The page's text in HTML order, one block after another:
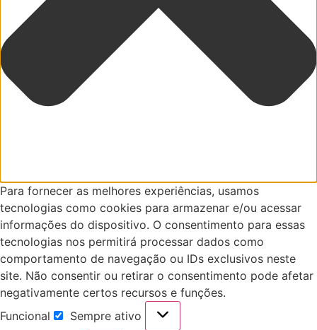
Para fornecer as melhores experiências, usamos
tecnologias como cookies para armazenar e/ou acessar
informações do dispositivo. O consentimento para essas
tecnologias nos permitirá processar dados como
comportamento de navegação ou IDs exclusivos neste
site. Não consentir ou retirar o consentimento pode afetar
negativamente certos recursos e funções.
Funcional
Funcional
Sempre ativo